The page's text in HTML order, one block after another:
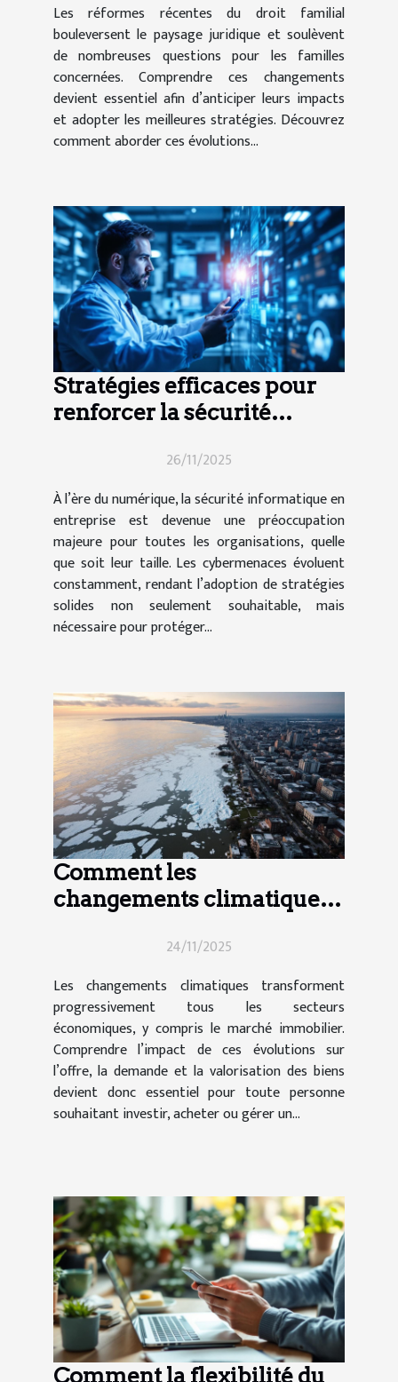
Les réformes récentes du droit familial
bouleversent le paysage juridique et soulèvent
de nombreuses questions pour les familles
concernées. Comprendre ces changements
devient essentiel afin d’anticiper leurs impacts
et adopter les meilleures stratégies. Découvrez
comment aborder ces évolutions...
Stratégies efficaces pour
renforcer la sécurité
26/11/2025
À l’ère du numérique, la sécurité informatique en
entreprise est devenue une préoccupation
majeure pour toutes les organisations, quelle
que soit leur taille. Les cybermenaces évoluent
constamment, rendant l’adoption de stratégies
solides non seulement souhaitable, mais
nécessaire pour protéger...
Comment les
changements climatiques
immobilier ?24/11/2025
Les changements climatiques transforment
progressivement tous les secteurs
économiques, y compris le marché immobilier.
Comprendre l’impact de ces évolutions sur
l’offre, la demande et la valorisation des biens
devient donc essentiel pour toute personne
souhaitant investir, acheter ou gérer un...
Comment la flexibilité du